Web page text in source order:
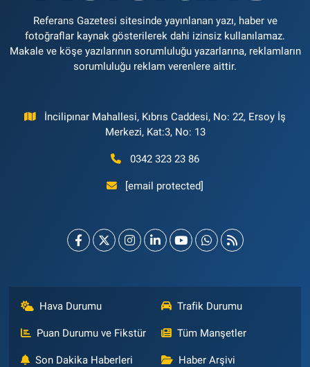
Referans Gazetesi sitesinde yayınlanan yazı, haber ve
fotoğraflar kaynak gösterilerek dahi izinsiz kullanılamaz.
Makale ve köşe yazılarının sorumluluğu yazarlarına, reklamların
sorumluluğu reklam verenlere aittir.
İncilipınar Mahallesi, Kıbrıs Caddesi, No: 22, Ersoy İş
Merkezi, Kat:3, No: 13
0342 323 23 86
[email protected]
Hava Durumu Trafik Durumu
Puan Durumu ve Fikstür Tüm Manşetler
Son Dakika Haberleri Haber Arşivi